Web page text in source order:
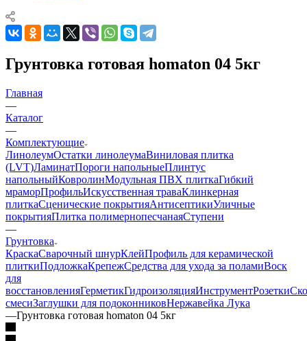
Грунтовка готовая homaton 04 5кг
Главная
—
Каталог
—
Комплектующие
ЛинолеумОстатки линолеумаВиниловая плитка
(LVT)ЛаминатПороги напольныеПлинтус
напольныйКовролинМодульная ПВХ плиткаГибкий
мраморПрофильИскусственная траваКлинкерная
плиткаСценические покрытияАнтисептикиУличные
покрытияПлитка полимернопесчанаяСтупени
—
Грунтовка
КраскаСварочный шнурКлейПрофиль для керамической
плиткиПодложкаКрепежСредства для ухода за поламиВоск
для
восстановленияГерметикГидроизоляцияИнструментРозетки
смесиЗаглушки для подоконниковНержавейка Лука
—Грунтовка готовая homaton 04 5кг